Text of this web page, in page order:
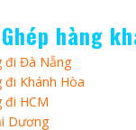
hàng
đi Đà Nẵng
đi Khánh Hòa
đi HCM
Dương